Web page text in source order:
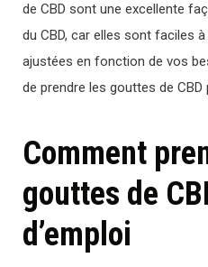
de CBD sont une excellente
du CBD, car elles sont faciles
ajustées en fonction de vos
de prendre les gouttes de
Comment
gouttes de
d’emploi